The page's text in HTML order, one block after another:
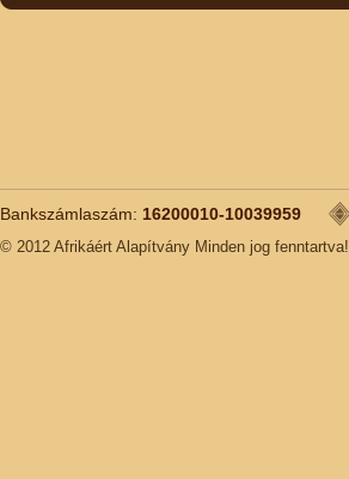
Bankszámlaszám: 16200010-10039959
© 2012 Afrikáért Alapítvány Minden jog fenntartva!